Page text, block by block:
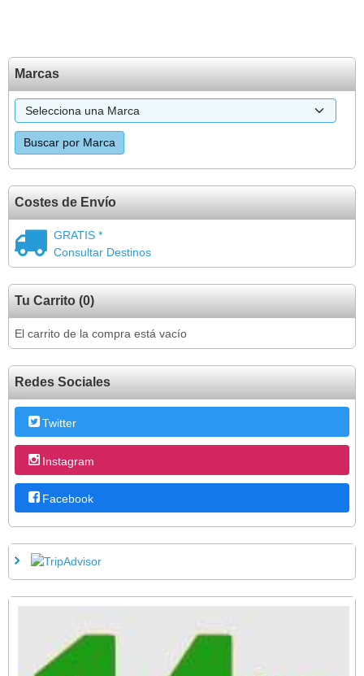
Marcas
Costes de Envío
GRATIS *
Consultar Destinos
Tu Carrito (0)
El carrito de la compra está vacío
Redes Sociales
Twitter
Instagram
Facebook